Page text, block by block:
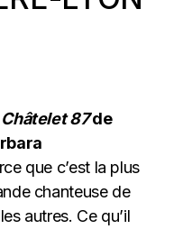
87de
que c’est la plus
chanteuse de
autres. Ce qu’il